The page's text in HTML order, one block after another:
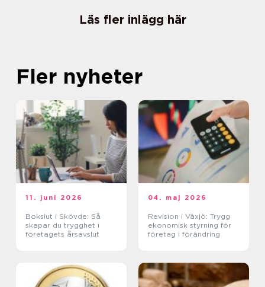
Läs fler inlägg här
Fler nyheter
11. juni 2026
Bokslut i Skövde: Så
skapar du trygghet i
företagets årsavslut
04. maj 2026
Revision i Växjö: Trygg
ekonomisk styrning för
företag i förändring